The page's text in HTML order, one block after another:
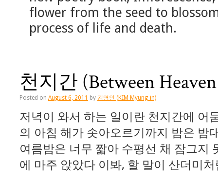
flower from the seed to
process of life and death.
천지간 (Between
Posted on August 6, 2011 by 김명인 (KIM Myung-in)
저녁이 와서 하는 일이란 천지간에 어
의 아침 해가 솟아오르기까지 밤은 밤
여름밤은 너무 짧아 수평선 채 잠그지
에 마주 앉았다 이봐, 할 말이 산더미